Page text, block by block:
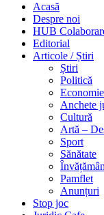
Acasă
Despre noi
HUB
Editorial
Articole / Știri
Știri
Politică
Economie
Anchete
Cultură
Artă –
Sport
Sănătate
Pamflet
Anunțuri
Stop joc